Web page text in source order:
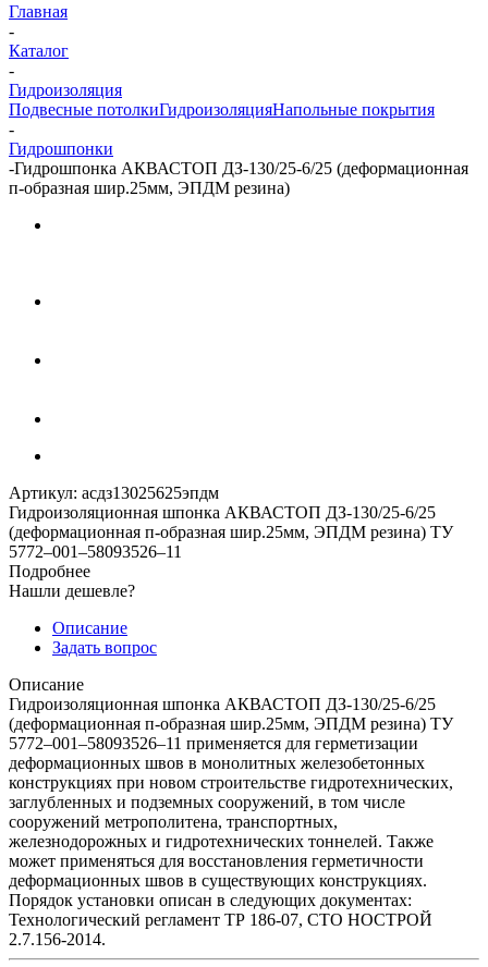
Главная
-
Каталог
-
Гидроизоляция
Подвесные потолкиГидроизоляцияНапольные покрытия
-
Гидрошпонки
-Гидрошпонка АКВАСТОП ДЗ-130/25-6/25 (деформационная
п-образная шир.25мм, ЭПДМ резина)
Артикул: асдз13025625эпдм
Гидроизоляционная шпонка АКВАСТОП ДЗ-130/25-6/25
(деформационная п-образная шир.25мм, ЭПДМ резина) ТУ
5772–001–58093526–11
Подробнее
Нашли дешевле?
Описание
Задать вопрос
Описание
Гидроизоляционная шпонка АКВАСТОП ДЗ-130/25-6/25
(деформационная п-образная шир.25мм, ЭПДМ резина) ТУ
5772–001–58093526–11 применяется для герметизации
деформационных швов в монолитных железобетонных
конструкциях при новом строительстве гидротехнических,
заглубленных и подземных сооружений, в том числе
сооружений метрополитена, транспортных,
железнодорожных и гидротехнических тоннелей. Также
может применяться для восстановления герметичности
деформационных швов в существующих конструкциях.
Порядок установки описан в следующих документах:
Технологический регламент ТР 186-07, СТО НОСТРОЙ
2.7.156-2014.